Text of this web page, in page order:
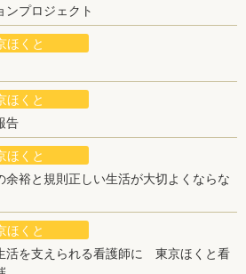
プロジェクト
ほくと
ほくと
告
ほくと
裕と規則正しい生活が大切よくならな
ほくと
活を支えられる看護師に 東京ほくと看